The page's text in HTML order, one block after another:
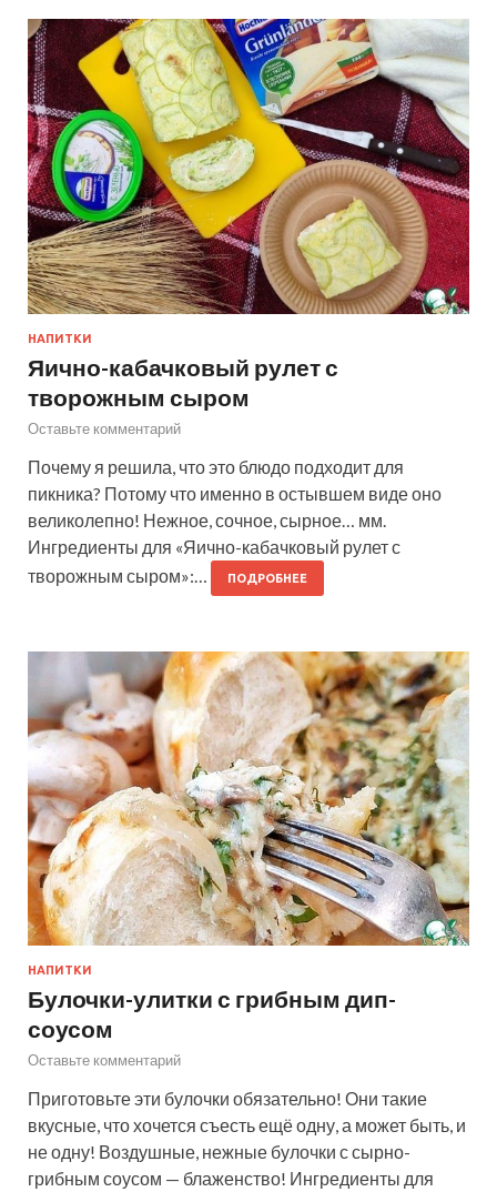
НАПИТКИ
Яично-кабачковый рулет с
творожным сыром
Оставьте комментарий
Почему я решила, что это блюдо подходит для
пикника? Потому что именно в остывшем виде оно
великолепно! Нежное, сочное, сырное… мм.
Ингредиенты для «Яично-кабачковый рулет с
творожным сыром»:…
ПОДРОБНЕЕ
НАПИТКИ
Булочки-улитки с грибным дип-
соусом
Оставьте комментарий
Приготовьте эти булочки обязательно! Они такие
вкусные, что хочется съесть ещё одну, а может быть, и
не одну! Воздушные, нежные булочки с сырно-
грибным соусом — блаженство! Ингредиенты для